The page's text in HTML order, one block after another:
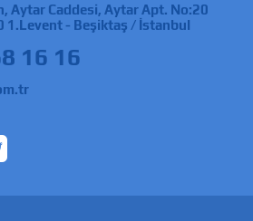
Aytar Caddesi, Aytar Apt. No:20
1.Levent - Beşiktaş / İstanbul
16 16